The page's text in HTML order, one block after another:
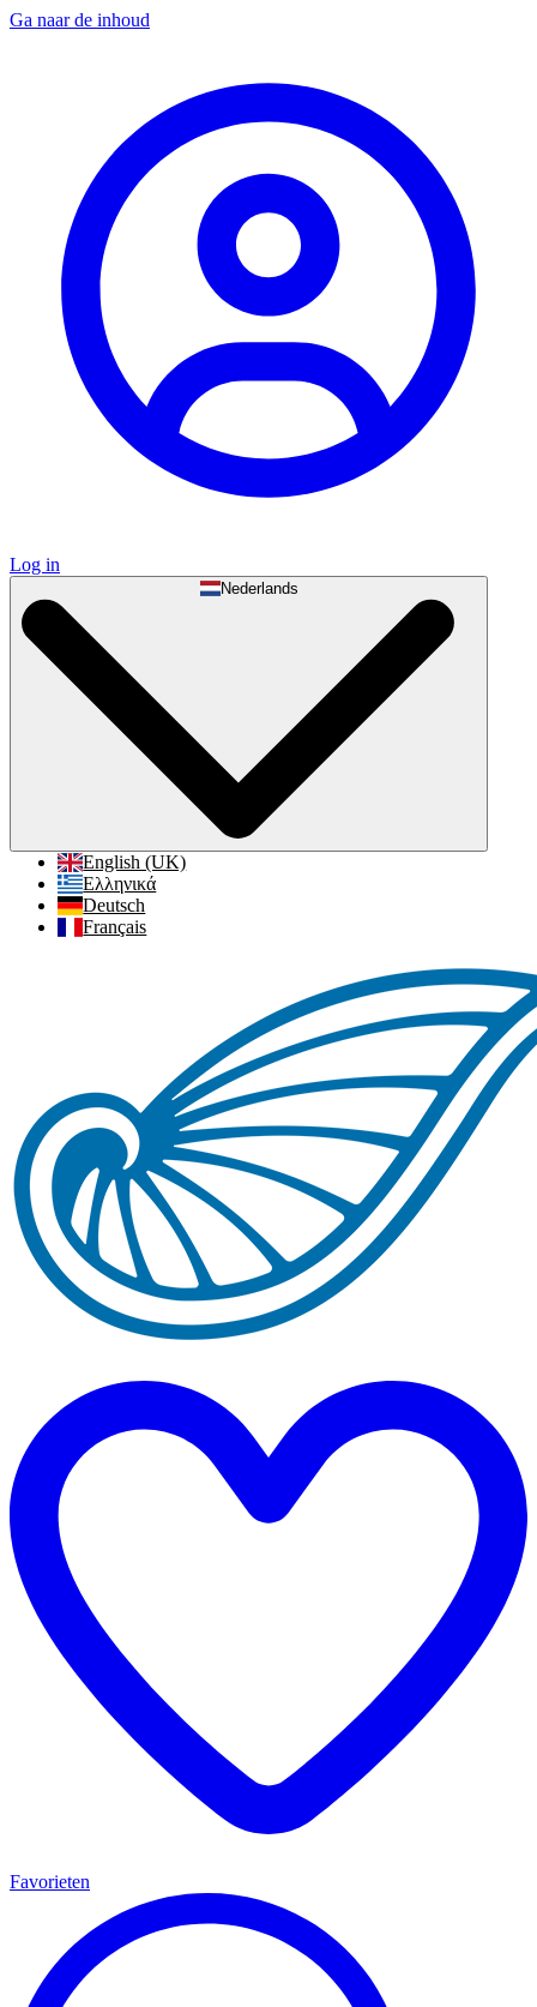
Ga naar de inhoud
Log in
Nederlands
English (UK)
Ελληνικά
Deutsch
Français
Favorieten